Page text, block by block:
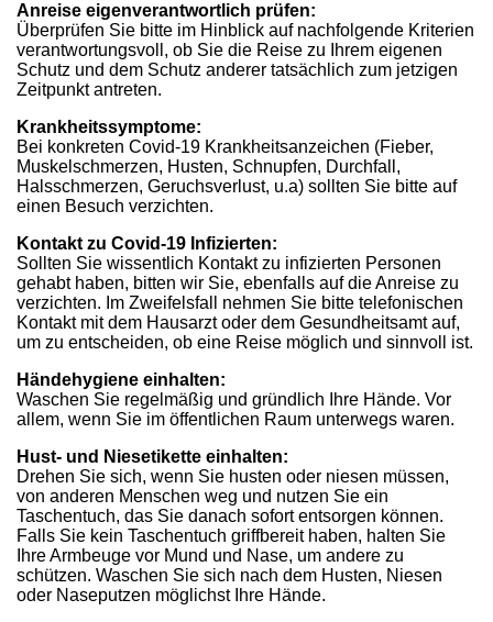
Anreise eigenverantwortlich prüfen:
Überprüfen Sie bitte im Hinblick auf nachfolgende Kriterien
verantwortungsvoll, ob Sie die Reise zu Ihrem eigenen
Schutz und dem Schutz anderer tatsächlich zum jetzigen
Zeitpunkt antreten.
Krankheitssymptome:
Bei konkreten Covid-19 Krankheitsanzeichen (Fieber,
Muskelschmerzen, Husten, Schnupfen, Durchfall,
Halsschmerzen, Geruchsverlust, u.a) sollten Sie bitte auf
einen Besuch verzichten.
Kontakt zu Covid-19 Infizierten:
Sollten Sie wissentlich Kontakt zu infizierten Personen
gehabt haben, bitten wir Sie, ebenfalls auf die Anreise zu
verzichten. Im Zweifelsfall nehmen Sie bitte telefonischen
Kontakt mit dem Hausarzt oder dem Gesundheitsamt auf,
um zu entscheiden, ob eine Reise möglich und sinnvoll ist.
Händehygiene einhalten:
Waschen Sie regelmäßig und gründlich Ihre Hände. Vor
allem, wenn Sie im öffentlichen Raum unterwegs waren.
Hust- und Niesetikette einhalten:
Drehen Sie sich, wenn Sie husten oder niesen müssen,
von anderen Menschen weg und nutzen Sie ein
Taschentuch, das Sie danach sofort entsorgen können.
Falls Sie kein Taschentuch griffbereit haben, halten Sie
Ihre Armbeuge vor Mund und Nase, um andere zu
schützen. Waschen Sie sich nach dem Husten, Niesen
oder Naseputzen möglichst Ihre Hände.